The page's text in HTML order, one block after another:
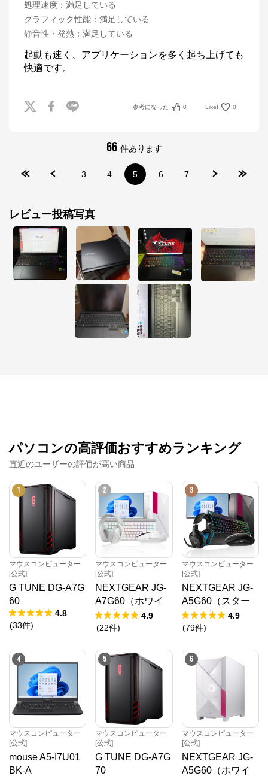
処理速度 ： 満足している
グラフィック性能 ： 満足している
静音性・発熱 ： 満足している
起動も速く、アプリケーションを多く起ち上げても
快適です。
参考になった 0 Like! 0
66 件あります
3 4 5 6 7
レビュー投稿写真
パソコンの高評価おすすめランキング
直近のユーザーの評価が高い商品
1
マウスコンピューター
[公式]
G TUNE DG-A7G
60
4.8
(33件)
2
マウスコンピューター
[公式]
NEXTGEAR JG-
A7G60（ホワイ
ト5点セット）
4.9
(22件)
3
マウスコンピューター
[公式]
NEXTGEAR JG-
A5G60（スター
ター5点セット）
4.9
(79件)
4
マウスコンピューター
[公式]
mouse A5-I7U01
BK-A
5
マウスコンピューター
[公式]
G TUNE DG-A7G
70
6
マウスコンピューター
[公式]
NEXTGEAR JG-
A5G60（ホワイ
マウスコンピューター[公式]
※外部サイトが開きます
マウスコンピューター[公式] からのコメント
算に沿って、自由にカスタマイズしたBTO（Build To
Order）パソコンをご提供する、国内生産のパソコン
く）」「24時間×365日電話サポート」が標準で付帯、
休日や深夜でも専門国内スタッフが皆様をサポートい
たします。